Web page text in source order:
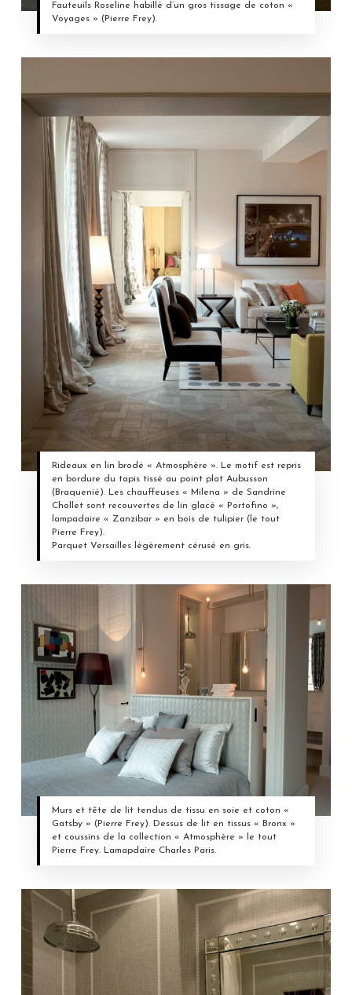
Fauteuils Roseline habillé d’un gros tissage de coton «
Voyages » (Pierre Frey).
Rideaux en lin brodé « Atmosphère ». Le motif est repris
en bordure du tapis tissé au point plat Aubusson
(Braquenié). Les chauffeuses « Milena » de Sandrine
Chollet sont recouvertes de lin glacé « Portofino »,
lampadaire « Zanzibar » en bois de tulipier (le tout
Pierre Frey).
Parquet Versailles légèrement cérusé en gris.
Murs et tête de lit tendus de tissu en soie et coton «
Gatsby » (Pierre Frey). Dessus de lit en tissus « Bronx »
et coussins de la collection « Atmosphère » le tout
Pierre Frey. Lamapdaire Charles Paris.